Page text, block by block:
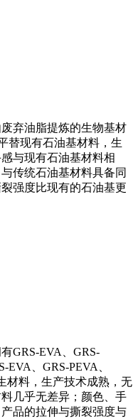
弃油脂提炼的生物基材
替现有石油基材料，生
与现有石油基材料相
传统石油基材料具备同
强度比现有的石油基更
GRS-EVA、GRS-
EVA、GRS-PEVA、
材料，生产技术成熟，无
几乎无差异；颜色、手
品的拉伸与撕裂强度与